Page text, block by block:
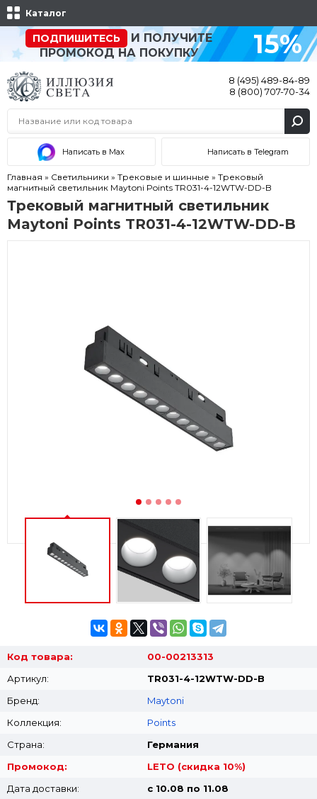
Каталог
ПОДПИШИТЕСЬ
И ПОЛУЧИТЕ
ПРОМОКОД НА ПОКУПКУ
15%
8 (495) 489-84-89
8 (800) 707-70-34
Написать в Max Написать в Telegram
Главная » Светильники » Трековые и шинные » Трековый
магнитный светильник Maytoni Points TR031-4-12WTW-DD-B
Трековый магнитный светильник
Maytoni Points TR031-4-12WTW-DD-B
Код товара:
00-00213313
Артикул:
TR031-4-12WTW-DD-B
Бренд:
Maytoni
Коллекция:
Points
Страна:
Германия
Промокод:
LETO (скидка 10%)
Дата доставки:
с 10.08 по 11.08